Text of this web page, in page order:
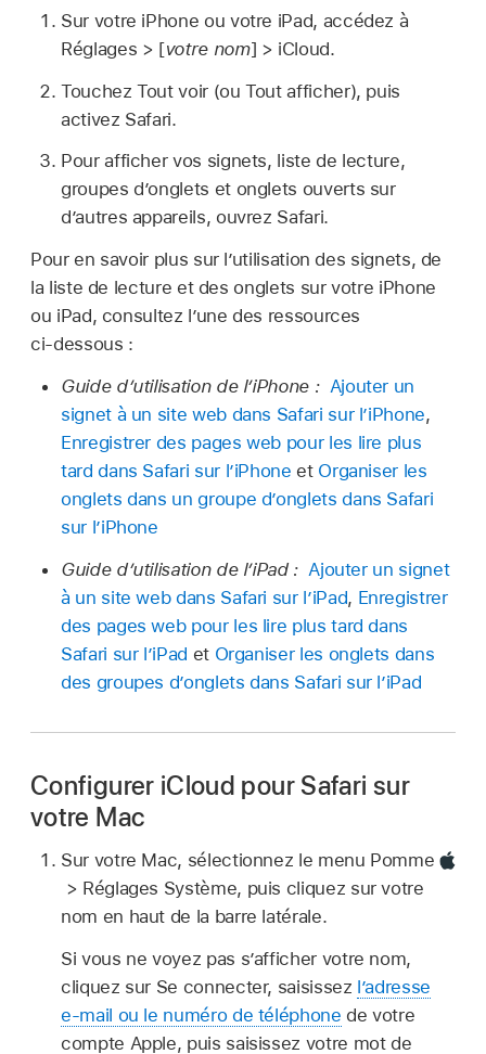
Sur votre iPhone ou votre iPad, accédez à
Réglages > [votre nom] > iCloud.
Touchez Tout voir (ou Tout afficher), puis
activez Safari.
Pour afficher vos signets, liste de lecture,
groupes d’onglets et onglets ouverts sur
d’autres appareils, ouvrez Safari.
Pour en savoir plus sur l’utilisation des signets, de
la liste de lecture et des onglets sur votre iPhone
ou iPad, consultez l’une des ressources
ci‑dessous :
Guide d’utilisation de l’iPhone : Ajouter un
signet à un site web dans Safari sur l’iPhone,
Enregistrer des pages web pour les lire plus
tard dans Safari sur l’iPhone et Organiser les
onglets dans un groupe d’onglets dans Safari
sur l’iPhone
Guide d’utilisation de l’iPad : Ajouter un signet
à un site web dans Safari sur l’iPad, Enregistrer
des pages web pour les lire plus tard dans
Safari sur l’iPad et Organiser les onglets dans
des groupes d’onglets dans Safari sur l’iPad
Configurer iCloud pour Safari sur
votre Mac
Sur votre Mac, sélectionnez le menu Pomme
> Réglages Système, puis cliquez sur votre
nom en haut de la barre latérale.
Si vous ne voyez pas s’afficher votre nom,
cliquez sur Se connecter, saisissez l’adresse
e‑mail ou le numéro de téléphone de votre
compte Apple, puis saisissez votre mot de